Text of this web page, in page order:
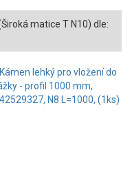
matice T N10) dle: